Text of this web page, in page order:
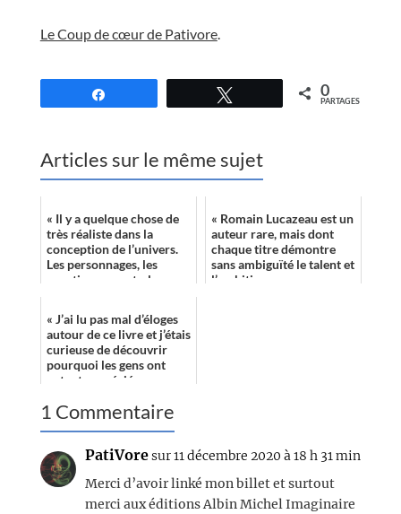
Le Coup de cœur de Pativore.
0
PARTAGES
Articles sur le même sujet
« Il y a quelque chose de
très réaliste dans la
conception de l’univers.
Les personnages, les
questionnements, les
« Romain Lucazeau est un
auteur rare, mais dont
chaque titre démontre
sans ambiguïté le talent et
l’ambition. »
« J’ai lu pas mal d’éloges
autour de ce livre et j’étais
curieuse de découvrir
pourquoi les gens ont
autant apprécié ce roman.
1 Commentaire
PatiVoresur 11 décembre 2020 à 18 h 31 min
Merci d’avoir linké mon billet et surtout
merci aux éditions Albin Michel Imaginaire